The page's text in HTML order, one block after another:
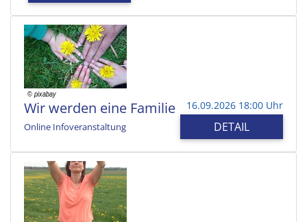
Wir werden eine Familie
Online Infoveranstaltung
16.09.2026 18:00 Uhr
DETAIL